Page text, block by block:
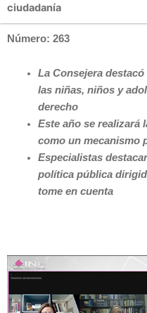
ciudadanía
Número: 263
La Consejera
las niñas, niños y
derecho
Este año se realizará
como un mecanismo
Especialistas
política pública
tome en cuenta